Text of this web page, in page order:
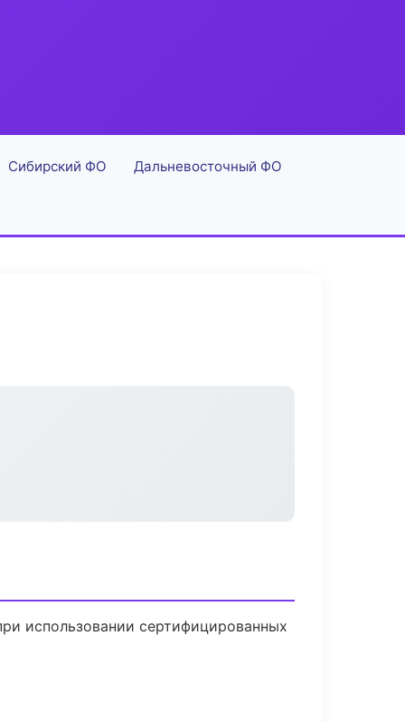
Сибирский ФО Дальневосточный ФО
использовании сертифицированных